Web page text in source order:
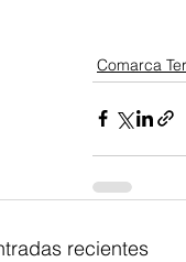
Comarca
recientes